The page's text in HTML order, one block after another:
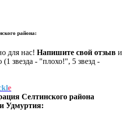
района:
для нас! Напишите свой отзыв и
звезда - "плохо!", 5 звезд -
e
Селтинского района
Удмуртия: